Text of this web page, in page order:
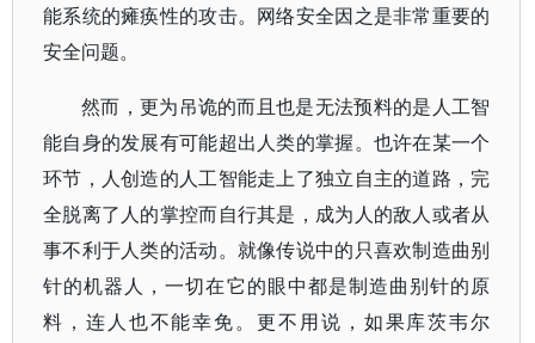
能系统的瘫痪性的攻击。网络安全因之是非常重要的
安全问题。
然而，更为吊诡的而且也是无法预料的是人工智
能自身的发展有可能超出人类的掌握。也许在某一个
环节，人创造的人工智能走上了独立自主的道路，完
全脱离了人的掌控而自行其是，成为人的敌人或者从
事不利于人类的活动。就像传说中的只喜欢制造曲别
针的机器人，一切在它的眼中都是制造曲别针的原
料，连人也不能幸免。更不用说，如果库茨韦尔